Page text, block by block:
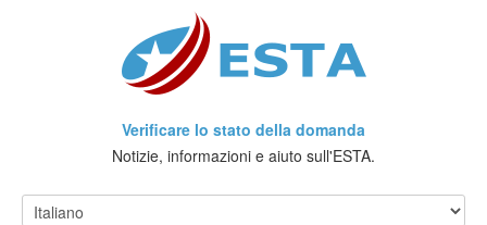
Verificare lo stato della domanda
Notizie, informazioni e aiuto sull'ESTA.